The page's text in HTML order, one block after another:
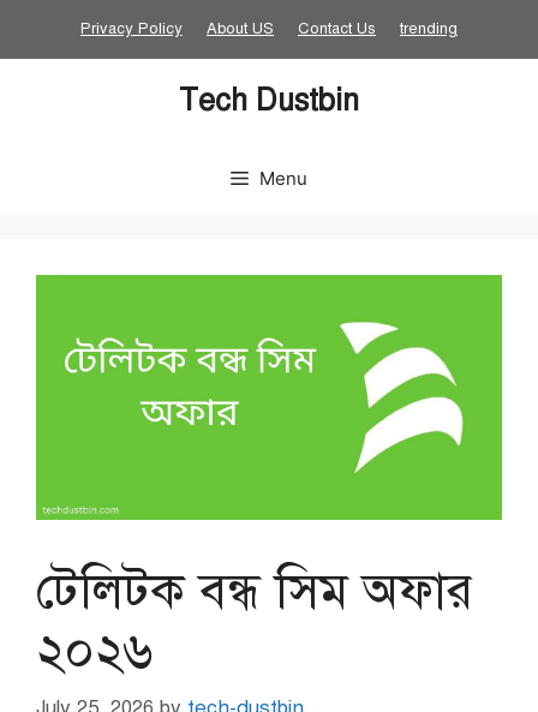
Privacy Policy About US Contact Us trending
Tech Dustbin
Menu
টেলিটক বন্ধ সিম অফার
২০২৬